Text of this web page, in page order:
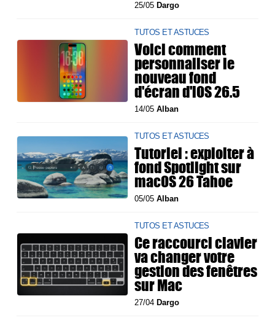
25/05 Dargo
TUTOS ET ASTUCES
Voici comment
personnaliser le
nouveau fond
d'écran d'iOS 26.5
14/05Alban
TUTOS ET ASTUCES
Tutoriel : exploiter à
fond Spotlight sur
macOS 26 Tahoe
05/05Alban
TUTOS ET ASTUCES
Ce raccourci clavier
va changer votre
gestion des fenêtres
sur Mac
27/04 Dargo